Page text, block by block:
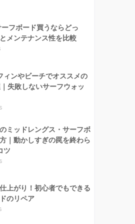
ーフボード買うならどっ
メンテナンス性を比較
ィンやビーチでオススメの
失敗しないサーフウォッ
ミッドレングス・サーフボ
｜動かしすぎの罠を終わら
ツ
上がり！初心者でもできる
のリペア